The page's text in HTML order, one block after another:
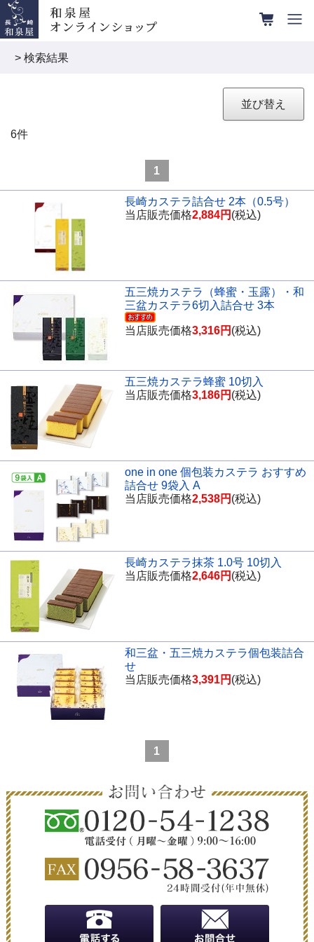
> 検索結果
並び替え
6件
1
長崎カステラ詰合せ 2本（0.5号）
当店販売価格2,884円 (税込)
五三焼カステラ（蜂蜜・玉露）・和
三盆カステラ6切入詰合せ 3本
当店販売価格3,316円 (税込)
五三焼カステラ蜂蜜 10切入
当店販売価格3,186円 (税込)
one in one 個包装カステラ おすすめ
詰合せ 9袋入 A
当店販売価格2,538円 (税込)
長崎カステラ抹茶 1.0号 10切入
当店販売価格2,646円 (税込)
和三盆・五三焼カステラ個包装詰合
せ
当店販売価格3,391円 (税込)
1